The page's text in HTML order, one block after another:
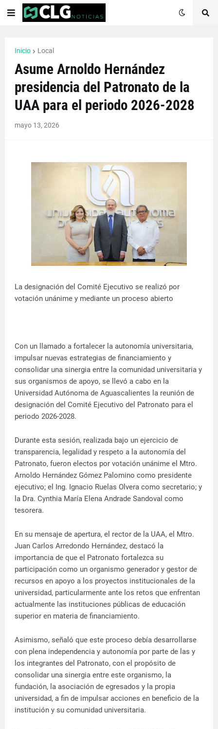
Inicio Local
Asume Arnoldo Hernández
presidencia del Patronato de la
UAA para el periodo 2026-2028
mayo 13, 2026
La designación del Comité Ejecutivo se realizó por
votación unánime y mediante un proceso abierto
Con un llamado a fortalecer la autonomía universitaria,
impulsar nuevas estrategias de financiamiento y
consolidar una sinergia entre la comunidad universitaria y
sus organismos de apoyo, se llevó a cabo en la
Universidad Autónoma de Aguascalientes la reunión de
designación del Comité Ejecutivo del Patronato para el
periodo 2026-2028.
Durante esta sesión, realizada bajo un ejercicio de
transparencia, legalidad y respeto a la autonomía del
Patronato, fueron electos por votación unánime el Mtro.
Arnoldo Hernández Gómez Palomino como presidente
ejecutivo; el Ing. Ignacio Ruelas Olvera como secretario; y
la Dra. Cynthia María Elena Andrade Sandoval como
tesorera.
En su mensaje de apertura, el rector de la UAA, el Mtro.
Juan Carlos Arredondo Hernández, destacó la
importancia de que el Patronato fortalezca su
participación como un organismo generador y gestor de
recursos en apoyo a los proyectos institucionales de la
universidad, particularmente ante los retos que enfrentan
actualmente las instituciones públicas de educación
superior en materia de financiamiento.
Asimismo, señaló que este proceso debía desarrollarse
con plena independencia y autonomía por parte de las y
los integrantes del Patronato, con el propósito de
consolidar una sinergia entre este organismo, la
fundación, la asociación de egresados y la propia
universidad, a fin de impulsar acciones en beneficio de la
institución y su comunidad universitaria.